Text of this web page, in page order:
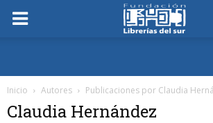
Inicio Autores Publicaciones por Claudia
Claudia Hernández